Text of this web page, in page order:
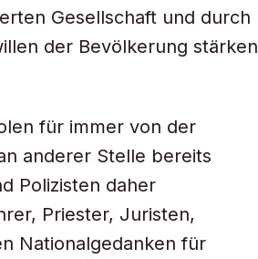
Gesellschaft und durch
der Bevölkerung stärken
für immer von der
anderer Stelle bereits
Polizisten daher
Priester, Juristen,
Nationalgedanken für